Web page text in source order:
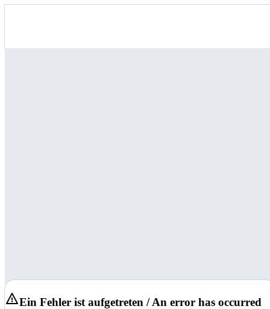
Ein Fehler ist aufgetreten / An error has occurred